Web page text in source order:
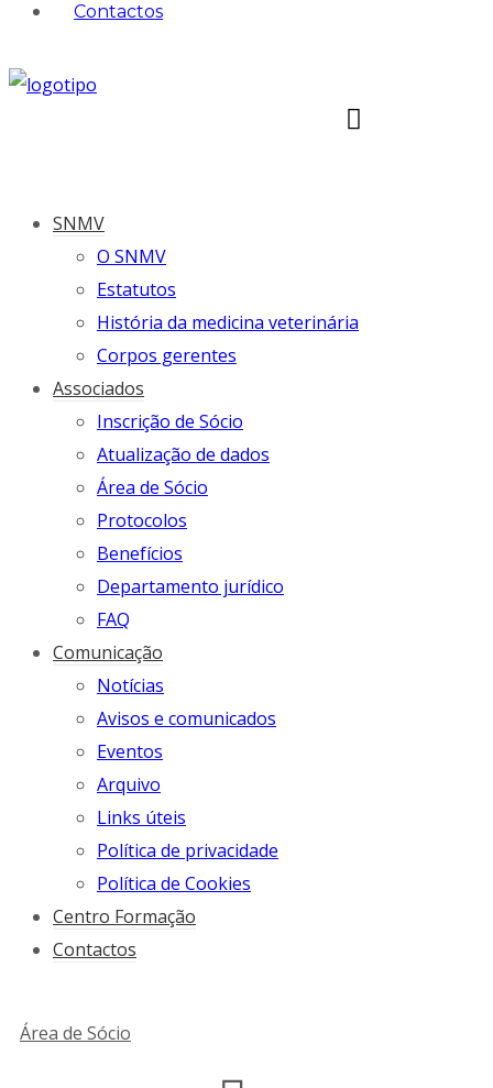
Contactos
SNMV
O SNMV
Estatutos
História da medicina veterinária
Corpos gerentes
Associados
Inscrição de Sócio
Atualização de dados
Área de Sócio
Protocolos
Benefícios
Departamento jurídico
FAQ
Comunicação
Notícias
Avisos e comunicados
Eventos
Arquivo
Links úteis
Política de privacidade
Política de Cookies
Centro Formação
Contactos
Área de Sócio